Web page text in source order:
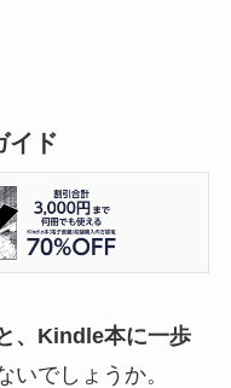
イド
、Kindle本に一歩
いでしょうか。